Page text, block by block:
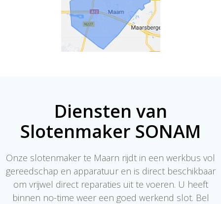
Diensten van
Slotenmaker SONAM
Onze slotenmaker te Maarn rijdt in een werkbus vol
gereedschap en apparatuur en is direct beschikbaar
om vrijwel direct reparaties uit te voeren. U heeft
binnen no-time weer een goed werkend slot. Bel